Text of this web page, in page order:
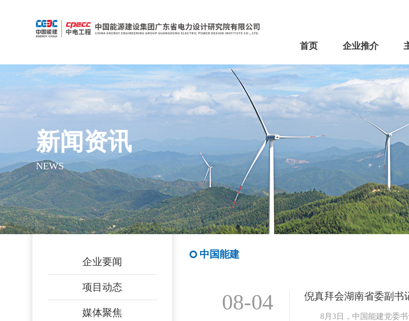
首页 企业推介
新闻资讯
NEWS
企业要闻
项目动态
媒体聚焦
中国能建
08-04
8月3日，中国能建党委